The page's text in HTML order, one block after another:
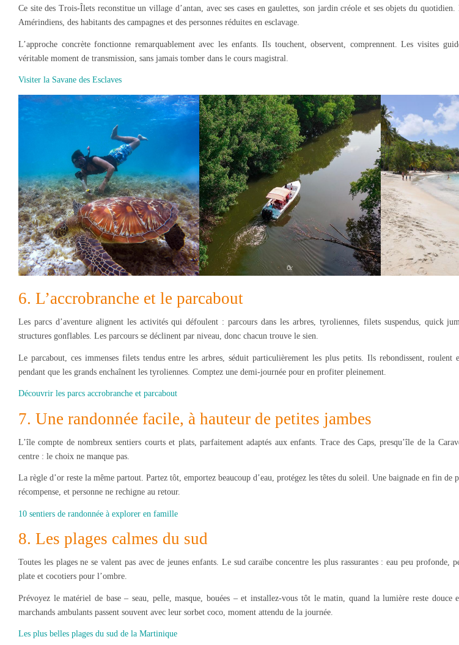
Ce site des Trois-Îlets reconstitue un village d’antan, avec ses cases en gaulettes, son jardin créole et ses objets du
Amérindiens, des habitants des campagnes et des personnes réduites en esclavage.
L’approche concrète fonctionne remarquablement avec les enfants. Ils touchent, observent, comprennent. Les visites
véritable moment de transmission, sans jamais tomber dans le cours magistral.
Visiter la Savane des Esclaves
6. L’accrobranche et le parcabout
Les parcs d’aventure alignent les activités qui défoulent : parcours dans les arbres, tyroliennes, filets suspendus, quick
structures gonflables. Les parcours se déclinent par niveau, donc chacun trouve le sien.
Le parcabout, ces immenses filets tendus entre les arbres, séduit particulièrement les plus petits. Ils rebondissent, roulent
pendant que les grands enchaînent les tyroliennes. Comptez une demi-journée pour en profiter pleinement.
Découvrir les parcs accrobranche et parcabout
7. Une randonnée facile, à hauteur de petites jambes
L’île compte de nombreux sentiers courts et plats, parfaitement adaptés aux enfants. Trace des Caps, presqu’île de la
centre : le choix ne manque pas.
La règle d’or reste la même partout. Partez tôt, emportez beaucoup d’eau, protégez les têtes du soleil. Une baignade en fin de
récompense, et personne ne rechigne au retour.
10 sentiers de randonnée à explorer en famille
8. Les plages calmes du sud
Toutes les plages ne se valent pas avec de jeunes enfants. Le sud caraïbe concentre les plus rassurantes : eau peu profonde,
plate et cocotiers pour l’ombre.
Prévoyez le matériel de base – seau, pelle, masque, bouées – et installez-vous tôt le matin, quand la lumière reste douce
marchands ambulants passent souvent avec leur sorbet coco, moment attendu de la journée.
Les plus belles plages du sud de la Martinique